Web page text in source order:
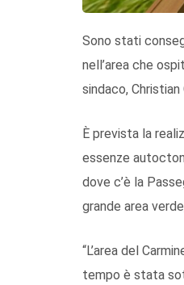
Sono stati
nell’area che
sindaco, Christian
È prevista la
essenze
dove c’è la
grande area
“L’area del
tempo è stata